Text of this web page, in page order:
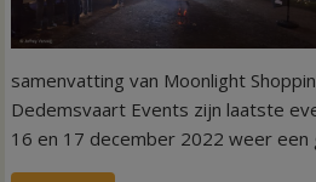
samenvatting van Moonlight
Dedemsvaart Events zijn laatste
16 en 17 december 2022 weer een